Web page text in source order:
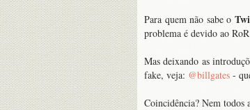
Para quem não sabe o
problema é devido ao
Mas deixando as
fake, veja: @billgates -
Coincidência? Nem todos